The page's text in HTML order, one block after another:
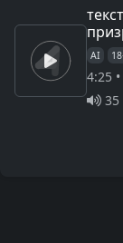
AI
4:25
35